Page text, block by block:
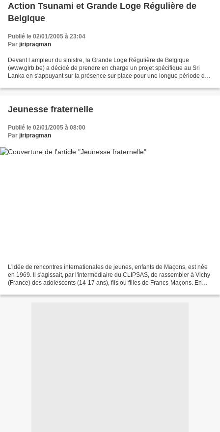
Action Tsunami et Grande Loge Régulière de
Belgique
Publié le 02/01/2005 à 23:04
Par jiripragman
Devant l ampleur du sinistre, la Grande Loge Régulière de Belgique
(www.glrb.be) a décidé de prendre en charge un projet spécifique au Sri
Lanka en s'appuyant sur la présence sur place pour une longue période d
Jeunesse fraternelle
Publié le 02/01/2005 à 08:00
Par jiripragman
L'idée de rencontres internationales de jeunes, enfants de Maçons, est née
en 1969. Il s'agissait, par l'intermédiaire du CLIPSAS, de rassembler à Vichy
(France) des adolescents (14-17 ans), fils ou filles de Francs-Maçons. En